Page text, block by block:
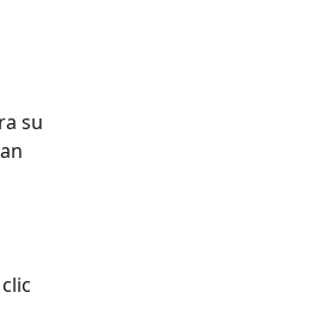
su